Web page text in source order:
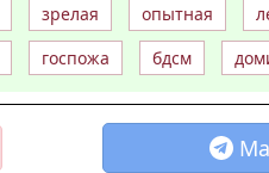
зрелая опытная
госпожа бдсм